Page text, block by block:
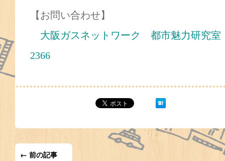
【お問い合わせ】
大阪ガスネットワーク 都市魅力研究室
2366
← 前の記事